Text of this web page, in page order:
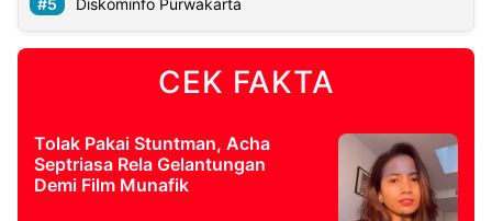
2026
Diskominfo Purwakarta
CEK FAKTA
Tolak Pakai Stuntman, Acha
Septriasa Rela Gelantungan
Demi Film Munafik